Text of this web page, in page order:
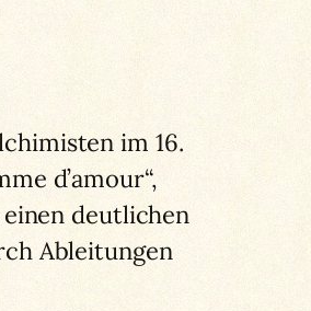
im 16.
d’amour“,
einen deutlichen
Ableitungen